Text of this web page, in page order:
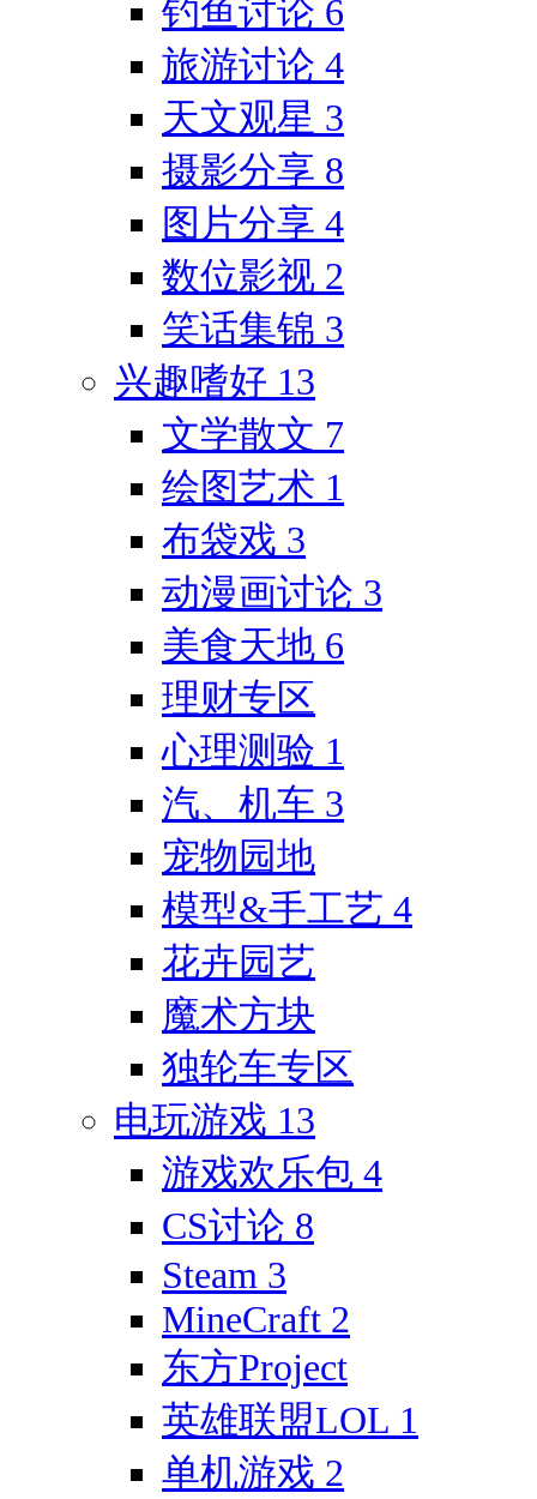
钓鱼讨论 6
旅游讨论 4
天文观星 3
摄影分享 8
图片分享 4
数位影视 2
笑话集锦 3
兴趣嗜好 13
文学散文 7
绘图艺术 1
布袋戏 3
动漫画讨论 3
美食天地 6
理财专区
心理测验 1
汽、机车 3
宠物园地
模型&手工艺 4
花卉园艺
魔术方块
独轮车专区
电玩游戏 13
游戏欢乐包 4
CS讨论 8
Steam 3
MineCraft 2
东方Project
英雄联盟LOL 1
单机游戏 2